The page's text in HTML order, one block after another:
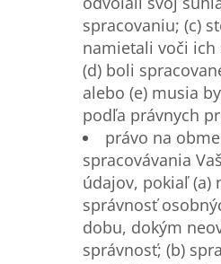
spracovaniu; (c)
namietali voči ich
(d) boli
alebo (e) musia
podľa právnych
právo na
spracovávania
údajov, pokiaľ (a)
správnosť
dobu, dokým
správnosť; (b)